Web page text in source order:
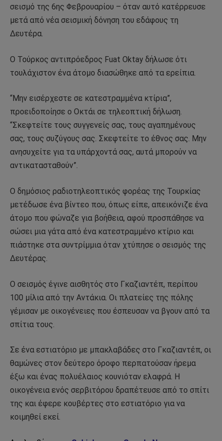
σεισμό της 6ης Φεβρουαρίου – όταν αυτό κατέρρευσε
μετά από νέα σεισμική δόνηση του εδάφους τη
Δευτέρα.
Ο Τούρκος αντιπρόεδρος Fuat Oktay δήλωσε ότι
τουλάχιστον ένα άτομο διασώθηκε από τα ερείπια.
“Μην εισέρχεστε σε κατεστραμμένα κτίρια”,
προειδοποίησε ο Οκτάι σε τηλεοπτική δήλωση.
“Σκεφτείτε τους συγγενείς σας, τους αγαπημένους
σας, τους συζύγους σας. Σκεφτείτε το έθνος σας. Μην
ανησυχείτε για τα υπάρχοντά σας, αυτά μπορούν να
αντικατασταθούν”.
Ο δημόσιος ραδιοτηλεοπτικός φορέας της Τουρκίας
μετέδωσε ένα βίντεο που, όπως είπε, απεικόνιζε ένα
άτομο που φώναζε για βοήθεια, αφού προσπάθησε να
σώσει μια γάτα από ένα κατεστραμμένο κτίριο και
πιάστηκε στα συντρίμμια όταν χτύπησε ο σεισμός της
Δευτέρας.
Ο σεισμός έγινε αισθητός στο Γκαζιαντέπ, περίπου
100 μίλια από την Αντάκια. Οι πλατείες της πόλης
γέμισαν με οικογένειες που έσπευσαν να βγουν από τα
σπίτια τους.
Σε ένα εστιατόριο με μπακλαβάδες στο Γκαζιαντέπ, οι
θαμώνες στον δεύτερο όροφο περπατούσαν ήρεμα
έξω και ένας πολυέλαιος κουνιόταν ελαφρά. Η
οικογένεια ενός σερβιτόρου δραπέτευσε από το σπίτι
της και έφερε κουβέρτες στο εστιατόριο για να
κοιμηθεί εκεί.